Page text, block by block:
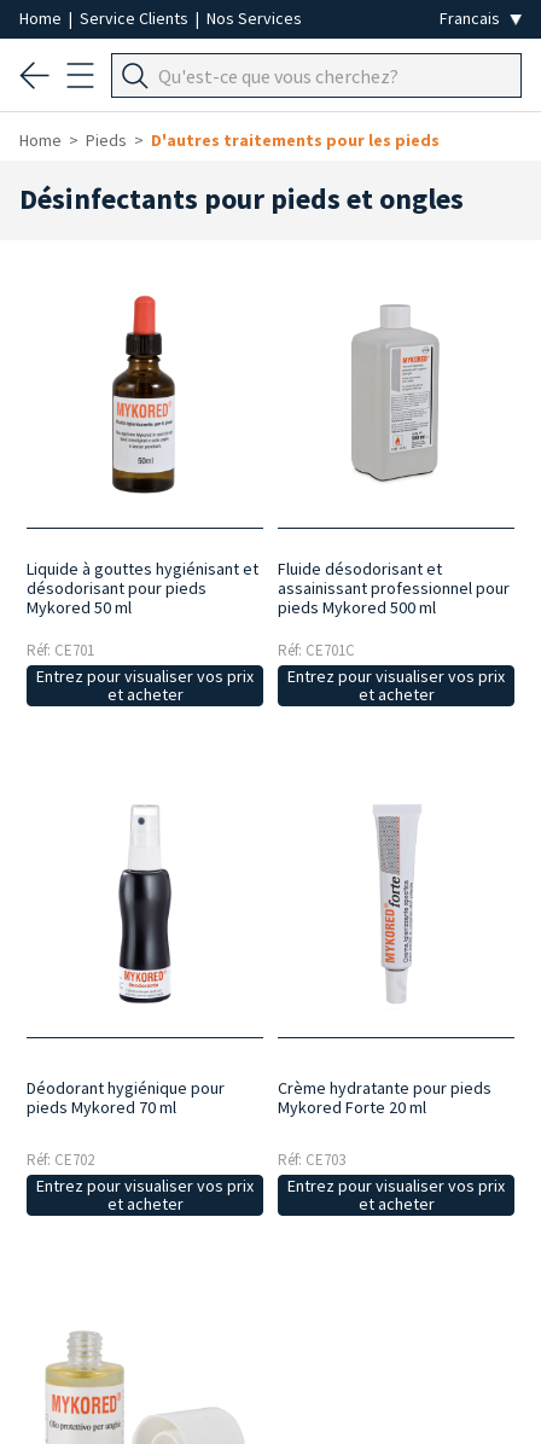
Home | Service Clients | Nos Services
Home Pieds D'autres traitements pour les pieds
Désinfectants pour pieds et ongles
Liquide à gouttes hygiénisant et
désodorisant pour pieds
Mykored 50 ml
Réf: CE701
Entrez pour visualiser vos prix
et acheter
Fluide désodorisant et
assainissant professionnel pour
pieds Mykored 500 ml
Réf: CE701C
Entrez pour visualiser vos prix
et acheter
Déodorant hygiénique pour
pieds Mykored 70 ml
Réf: CE702
Entrez pour visualiser vos prix
et acheter
Crème hydratante pour pieds
Mykored Forte 20 ml
Réf: CE703
Entrez pour visualiser vos prix
et acheter